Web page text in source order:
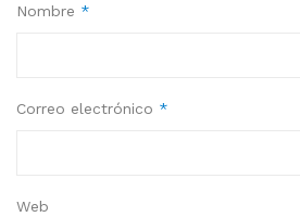
Nombre *
Correo electrónico *
Web